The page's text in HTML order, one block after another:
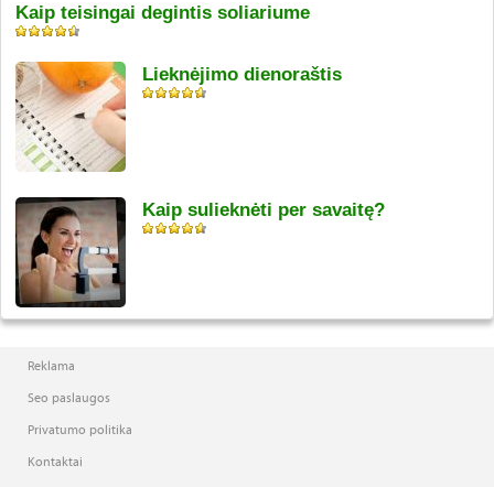
Kaip teisingai degintis soliariume
Lieknėjimo dienoraštis
Kaip sulieknėti per savaitę?
Reklama
Seo paslaugos
Privatumo politika
Kontaktai